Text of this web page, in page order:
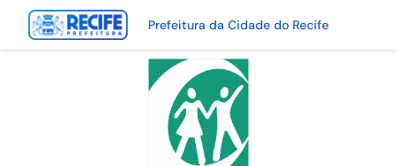
Prefeitura da Cidade do Recife